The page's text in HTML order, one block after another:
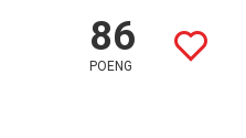
86
POENG